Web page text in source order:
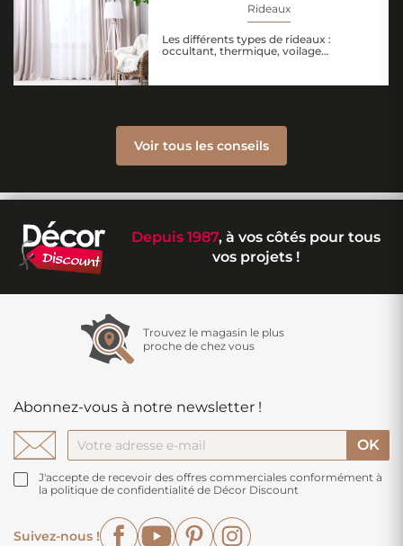
Rideaux
Les différents types de rideaux :
occultant, thermique, voilage…
Voir tous les conseils
Depuis 1987, à vos côtés pour tous
vos projets !
Trouvez le magasin le plus
proche de chez vous
Abonnez-vous à notre newsletter !
J'accepte de recevoir des offres commerciales conformément à
la politique de confidentialité de Décor Discount
Suivez-nous !
FacebookYouTubePinterest